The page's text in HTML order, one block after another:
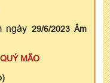
ngày 29/6/2023 Âm
QUÝ MÃO